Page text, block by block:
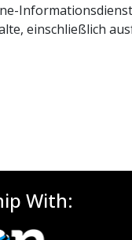
einschließlich
With: